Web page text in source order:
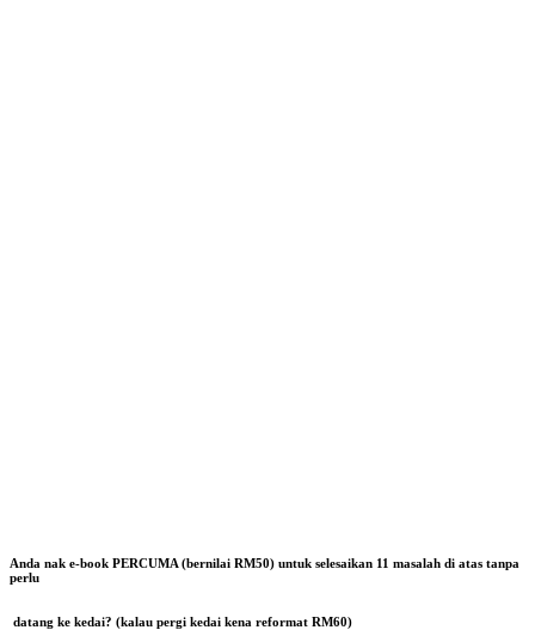
Anda nak e-book PERCUMA (bernilai RM50) untuk selesaikan 11 masalah di atas tanpa
perlu
datang ke kedai? (kalau pergi kedai kena reformat RM60)